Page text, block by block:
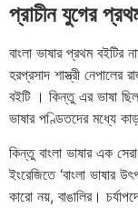
প্রাচীন যুগের
বাংলা ভাষার প্রথম বইটির
হরপ্রসাদ শাস্ত্রী
বইটি । কিন্তু এর ভাষা
ভাষার পণ্ডিতদের মধ্যে
কিন্তু বাংলা ভাষার এক
ইংরেজিতে ‘বাংলা ভাষার
কারো নয়, বাঙালির।